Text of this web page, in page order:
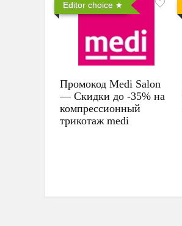
Editor choice
Промокод Medi Salon
— Скидки до -35% на
компрессионный
трикотаж medi